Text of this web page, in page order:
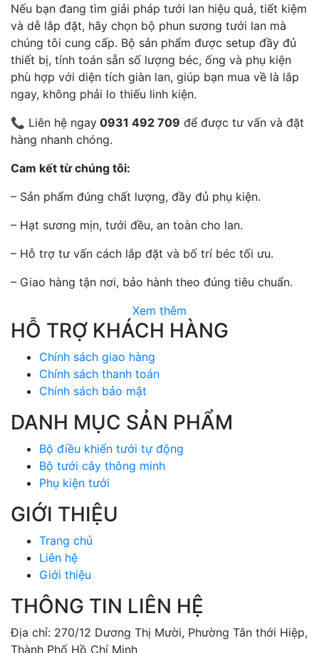
Nếu bạn đang tìm giải pháp tưới lan hiệu quả, tiết kiệm
và dễ lắp đặt, hãy chọn bộ phun sương tưới lan mà
chúng tôi cung cấp. Bộ sản phẩm được setup đầy đủ
thiết bị, tính toán sẵn số lượng béc, ống và phụ kiện
phù hợp với diện tích giàn lan, giúp bạn mua về là lắp
ngay, không phải lo thiếu linh kiện.
📞 Liên hệ ngay 0931 492 709 để được tư vấn và đặt
hàng nhanh chóng.
Cam kết từ chúng tôi:
– Sản phẩm đúng chất lượng, đầy đủ phụ kiện.
– Hạt sương mịn, tưới đều, an toàn cho lan.
– Hỗ trợ tư vấn cách lắp đặt và bố trí béc tối ưu.
– Giao hàng tận nơi, bảo hành theo đúng tiêu chuẩn.
Xem thêm
HỖ TRỢ KHÁCH HÀNG
Chính sách giao hàng
Chính sách thanh toán
Chính sách bảo mật
DANH MỤC SẢN PHẨM
Bộ điều khiển tưới tự động
Bộ tưới cây thông minh
Phụ kiện tưới
GIỚI THIỆU
Trang chủ
Liên hệ
Giới thiệu
THÔNG TIN LIÊN HỆ
Địa chỉ: 270/12 Dương Thị Mười, Phường Tân thới Hiệp,
Thành Phố Hồ Chí Minh